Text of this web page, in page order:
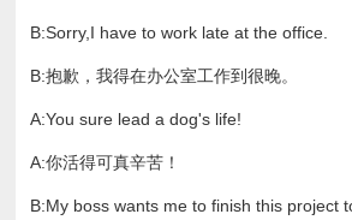
B:Sorry,I have to work late at the office.
B:抱歉，我得在办公室工作到很晚。
A:You sure lead a dog's life!
A:你活得可真辛苦！
B:My boss wants me to finish this project